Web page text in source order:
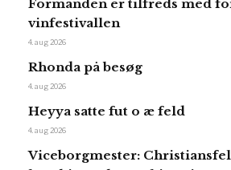
Formanden er tilfreds med
vinfestivallen
4. aug 2026
Rhonda på besøg
4. aug 2026
Heyya satte fut o æ feld
4. aug 2026
Viceborgmester: